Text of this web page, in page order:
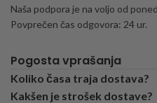
Naša podpora je na voljo od
Povprečen čas odgovora: 24 ur.
Pogosta vprašanja
Koliko časa traja dostava?
Kakšen je strošek dostave?